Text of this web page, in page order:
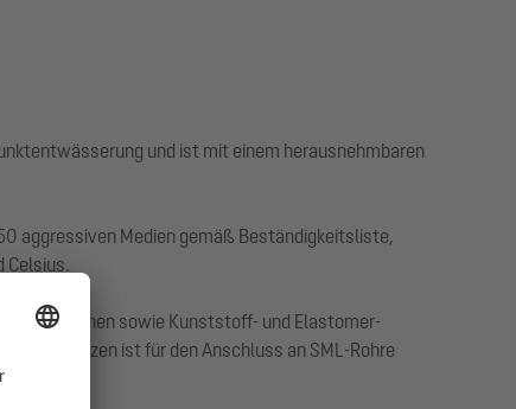
und ist mit einem herausnehmbaren
aggressiven Medien gemäß Beständigkeitsliste,
Celsius.
sowie Kunststoff- und Elastomer-
ist für den Anschluss an SML-Rohre